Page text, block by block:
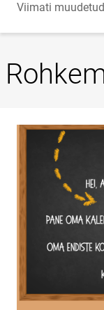
Viimati